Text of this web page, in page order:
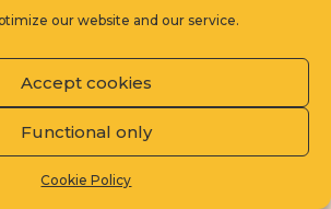
our website and our service.
Accept cookies
Functional only
Cookie Policy
4 - Kanały
Moduł 6 - Strumienie